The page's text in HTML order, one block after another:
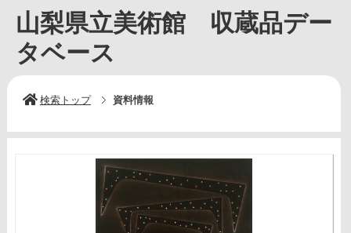
山梨県立美術館 収蔵品デー
タベース
検索トップ 資料情報